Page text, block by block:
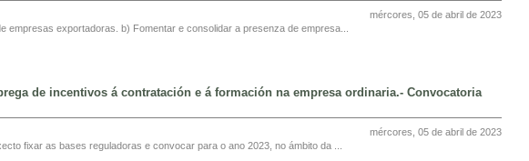
mércores, 05 de abril de 2023
empresas exportadoras. b) Fomentar e consolidar a presenza de empresa...
de incentivos á contratación e á formación na empresa ordinaria.- Convocatoria
mércores, 05 de abril de 2023
fixar as bases reguladoras e convocar para o ano 2023, no ámbito da ...